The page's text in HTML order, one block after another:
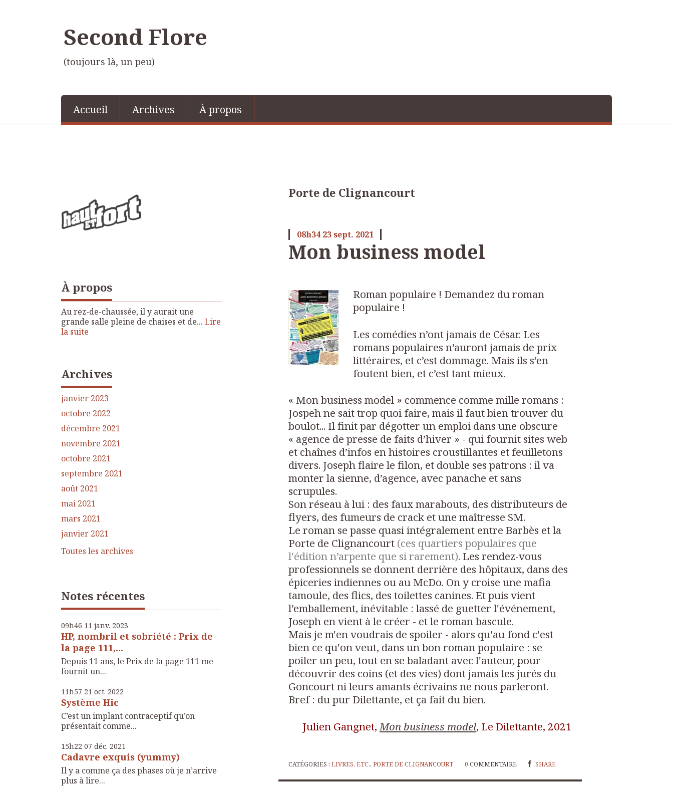
Second Flore
(toujours là, un peu)
Accueil Archives À propos
À propos
Au rez-de-chaussée, il y aurait une
grande salle pleine de chaises et de... Lire
la suite
Archives
janvier 2023
octobre 2022
décembre 2021
novembre 2021
octobre 2021
septembre 2021
août 2021
mai 2021
mars 2021
janvier 2021
Toutes les archives
Notes récentes
09h46 11 janv. 2023
HP, nombril et sobriété : Prix de
la page 111,...
Depuis 11 ans, le Prix de la page 111 me
fournit un...
11h57 21 oct. 2022
Système Hic
C’est un implant contraceptif qu’on
présentait comme...
15h22 07 déc. 2021
Cadavre exquis (yummy)
Il y a comme ça des phases où je n’arrive
plus à lire...
Porte de Clignancourt
08h34 23sept. 2021
Mon business model
Roman populaire ! Demandez du roman
populaire !
Les comédies n’ont jamais de César. Les
romans populaires n’auront jamais de prix
littéraires, et c’est dommage. Mais ils s’en
foutent bien, et c’est tant mieux.
« Mon business model » commence comme mille romans :
Jospeh ne sait trop quoi faire, mais il faut bien trouver du
boulot... Il finit par dégotter un emploi dans une obscure
« agence de presse de faits d’hiver » - qui fournit sites web
et chaînes d’infos en histoires croustillantes et feuilletons
divers. Joseph flaire le filon, et double ses patrons : il va
monter la sienne, d’agence, avec panache et sans
scrupules.
Son réseau à lui : des faux marabouts, des distributeurs de
flyers, des fumeurs de crack et une maîtresse SM.
Le roman se passe quasi intégralement entre Barbès et la
Porte de Clignancourt (ces quartiers populaires que
l'édition n’arpente que si rarement). Les rendez-vous
professionnels se donnent derrière des hôpitaux, dans des
épiceries indiennes ou au McDo. On y croise une mafia
tamoule, des flics, des toilettes canines. Et puis vient
l’emballement, inévitable : lassé de guetter l'événement,
Joseph en vient à le créer - et le roman bascule.
Mais je m'en voudrais de spoiler - alors qu'au fond c'est
bien ce qu'on veut, dans un bon roman populaire : se
poiler un peu, tout en se baladant avec l'auteur, pour
découvrir des coins (et des vies) dont jamais les jurés du
Goncourt ni leurs amants écrivains ne nous parleront.
Bref : du pur Dilettante, et ça fait du bien.
Julien Gangnet,Mon business model, Le Dilettante, 2021
CATÉGORIES :LIVRES, ETC.,PORTE DE CLIGNANCOURT 0 COMMENTAIRE SHARE